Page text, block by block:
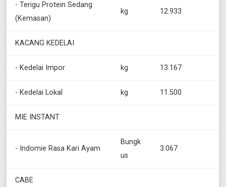
- Terigu Protein Sedang
(Kemasan)
kg 12.933
KACANG KEDELAI
- Kedelai Impor kg 13.167
- Kedelai Lokal kg 11.500
MIE INSTANT
- Indomie Rasa Kari Ayam
Bungk
us
3.067
CABE